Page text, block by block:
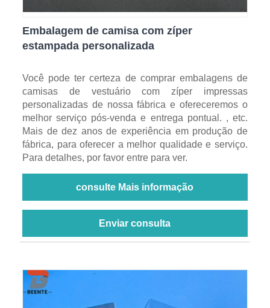
Embalagem de camisa com zíper
estampada personalizada
Você pode ter certeza de comprar embalagens de
camisas de vestuário com zíper impressas
personalizadas de nossa fábrica e ofereceremos o
melhor serviço pós-venda e entrega pontual. , etc.
Mais de dez anos de experiência em produção de
fábrica, para oferecer a melhor qualidade e serviço.
Para detalhes, por favor entre para ver.
consulte Mais informação
Enviar consulta